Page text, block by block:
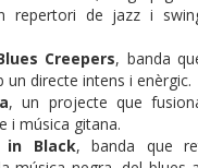
repertori de jazz i
Creepers, banda
directe intens i enèrgic.
, un projecte que
i música gitana.
in Black, banda que